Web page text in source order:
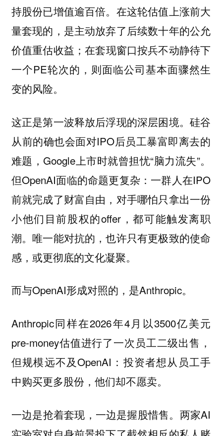
持股份已增值逾百倍。在这轮估值上涨前大
量套现的，是主动放弃了后续数十年的公允
价值重估收益；在套现窗口按兵不动静待下
一个PE轮次的，则面临公司基本面骤然生
变的风险。
这正是第一波释放后浮现的深层困境。硅谷
从前的确也会面对IPO后员工暴富即离去的
难题，Google上市时就曾担忧“脑力流失”。
但OpenAI面临的命题更复杂：一群人在IPO
前就完成了财富自由，对手哪怕只拿出一份
小他们目前股权的offer，都可能触发离职
潮。唯一能对抗的，也许只有更极致的使命
感，或更彻底的文化凝聚。
而与OpenAI形成对照的，是Anthropic。
Anthropic同样在2026年4月以3500亿美元
pre-money估值进行了一次员工二级出售，
但规模远不及OpenAI：投资者想从员工手
中购买更多股份，他们却不愿卖。
一边是抢着套现，一边是握股惜售。两家AI